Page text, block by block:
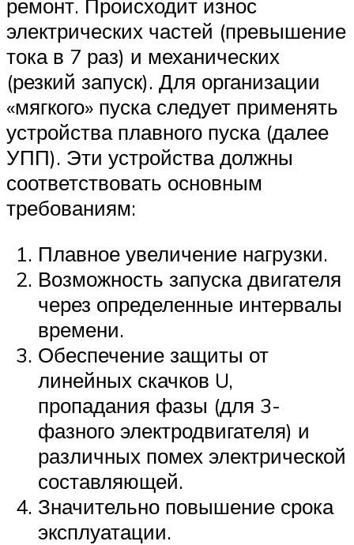
ремонт. Происходит износ
электрических частей (превышение
тока в 7 раз) и механических
(резкий запуск). Для организации
«мягкого» пуска следует применять
устройства плавного пуска (далее
УПП). Эти устройства должны
соответствовать основным
требованиям:
Плавное увеличение нагрузки.
Возможность запуска двигателя
через определенные интервалы
времени.
Обеспечение защиты от
линейных скачков U,
пропадания фазы (для 3-
фазного электродвигателя) и
различных помех электрической
составляющей.
Значительно повышение срока
эксплуатации.